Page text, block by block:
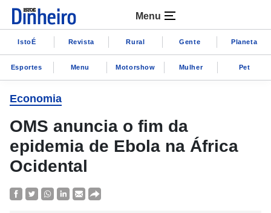
Menu
IstoÉ Revista Rural Gente Planeta
Esportes Menu Motorshow Mulher Pet
Economia
OMS anuncia o fim da
epidemia de Ebola na África
Ocidental